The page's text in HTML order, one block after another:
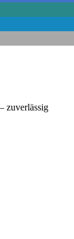
zuverlässig